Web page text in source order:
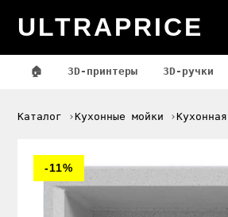
ULTRAPRICE
🏠 3D-принтеры 3D-ручки
Каталог Кухонные мойки
-11%